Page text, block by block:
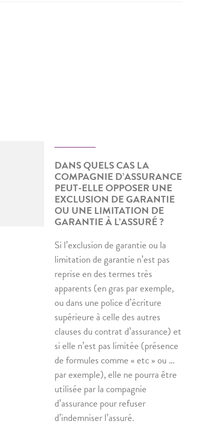
DANS QUELS CAS LA
COMPAGNIE D’ASSURANCE
PEUT-ELLE OPPOSER UNE
EXCLUSION DE GARANTIE
OU UNE LIMITATION DE
GARANTIE À L’ASSURÉ ?
Si l’exclusion de garantie ou la
limitation de garantie n’est pas
reprise en des termes très
apparents (en gras par exemple,
ou dans une police d’écriture
supérieure à celle des autres
clauses du contrat d’assurance) et
si elle n’est pas limitée (présence
de formules comme « etc » ou …
par exemple), elle ne pourra être
utilisée par la compagnie
d’assurance pour refuser
d’indemniser l’assuré.